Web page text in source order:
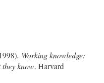
Working knowledge:
know. Harvard